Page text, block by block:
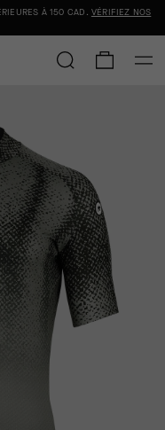
À 150 CAD . VÉRIFIEZ NOS